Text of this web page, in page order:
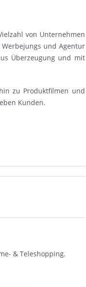
von Unternehmen
und Agentur
Überzeugung und mit
zu Produktfilmen und
Kunden.
& Teleshopping.